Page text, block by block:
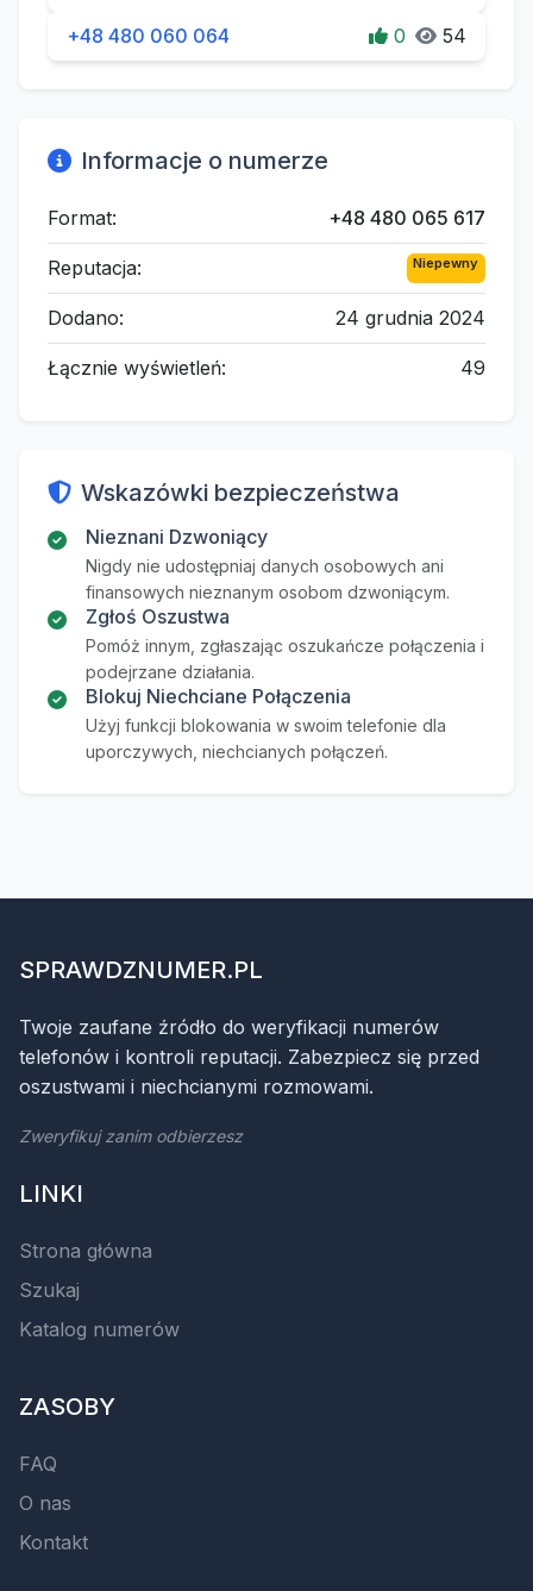
+48 480 060 064 0 54
Informacje o numerze
Format: +48 480 065 617
Reputacja: Niepewny
Dodano: 24 grudnia 2024
Łącznie wyświetleń: 49
Wskazówki bezpieczeństwa
Nieznani Dzwoniący
Nigdy nie udostępniaj danych osobowych ani
finansowych nieznanym osobom dzwoniącym.
Zgłoś Oszustwa
Pomóż innym, zgłaszając oszukańcze połączenia i
podejrzane działania.
Blokuj Niechciane Połączenia
Użyj funkcji blokowania w swoim telefonie dla
uporczywych, niechcianych połączeń.
SPRAWDZNUMER.PL
Twoje zaufane źródło do weryfikacji numerów
telefonów i kontroli reputacji. Zabezpiecz się przed
oszustwami i niechcianymi rozmowami.
Zweryfikuj zanim odbierzesz
LINKI
Strona główna
Szukaj
Katalog numerów
ZASOBY
FAQ
O nas
Kontakt